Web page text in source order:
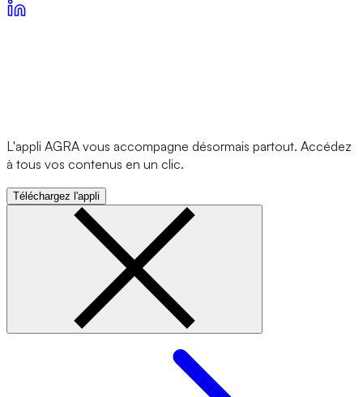
L'appli AGRA vous accompagne désormais partout. Accédez
à tous vos contenus en un clic.
Téléchargez l'appli